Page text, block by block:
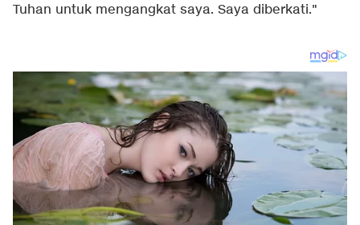
Tuhan untuk mengangkat saya. Saya diberkati."